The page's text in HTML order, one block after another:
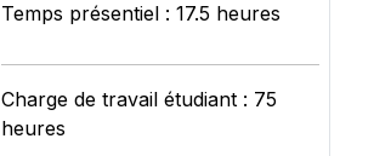
Temps présentiel : 17.5 heures
Charge de travail étudiant : 75
heures